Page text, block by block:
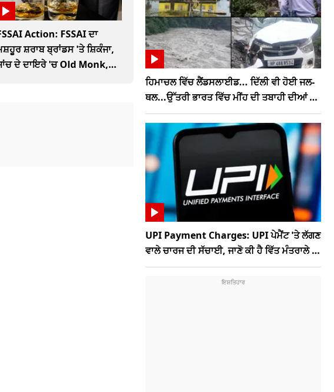
Action: FSSAI ਦਾ
ਸ਼ਰਾਬ ਬ੍ਰਾਂਡਸ 'ਤੇ ਸ਼ਿਕੰਜਾ,
ਦੇ ਦਾਇਰੇ 'ਚ Old Monk,
ਹਿਮਾਚਲ ਵਿੱਚ ਲੈਂਡਸਲਾਈਡ... ਦਿੱਲੀ ਵੀ ਹੋਈ ਜਲ-
ਥਲ...ਉੱਤਰੀ ਭਾਰਤ ਵਿੱਚ ਮੀਂਹ ਦੀ ਤਬਾਹੀ ਦੀਆਂ ਵੇਖੋ
ਤਸਵੀਰਾਂ
UPI Payment Charges: UPI ਪੇਮੈਂਟ 'ਤੇ ਲੱਗਣ
ਵਾਲੇ ਚਾਰਜ ਦੀ ਸੱਚਾਈ, ਜਾਣੋ ਕੀ ਹੈ ਵਿੱਤ ਮੰਤਰਾਲੇ ਦਾ
ਨਵਾਂ ਪ੍ਰਸਤਾਵ